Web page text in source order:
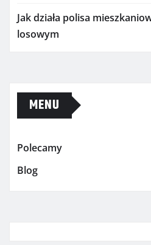
Jak działa polisa
losowym
MENU
Polecamy
Blog